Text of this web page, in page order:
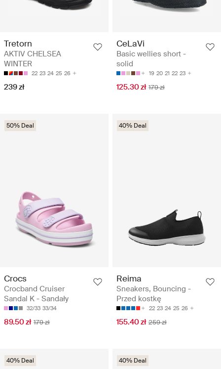
Tretorn
AKTIV CHELSEA
WINTER
22 23 24 25 26
239 zł
CeLaVi
Basic wellies short -
solid
19 20 21 22 23
125.30 zł 179 zł
50% Deal
Crocs
Crocband Cruiser
Sandal K - Sandały
32/33 33/34
89.50 zł 179 zł
40% Deal
Reima
Sneakers, Bouncing -
Przed kostkę
22 23 24 25 26
155.40 zł 259 zł
40% Deal 40% Deal